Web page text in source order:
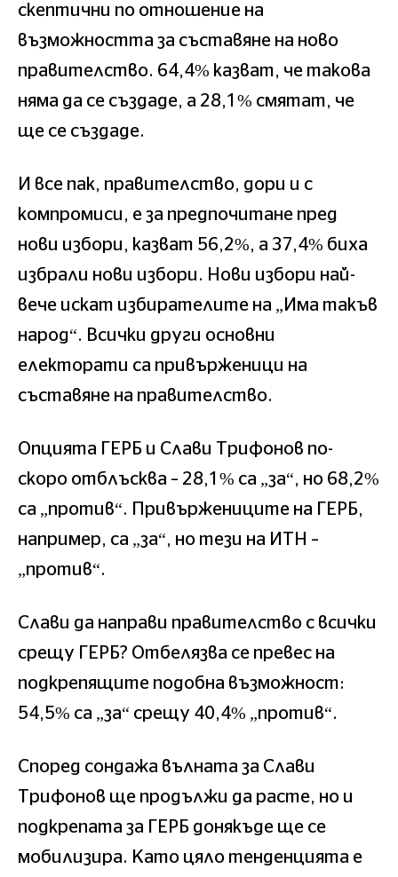
скептични по отношение на
възможността за съставяне на ново
правителство. 64,4% казват, че такова
няма да се създаде, а 28,1% смятат, че
ще се създаде.
И все пак, правителство, дори и с
компромиси, е за предпочитане пред
нови избори, казват 56,2%, а 37,4% биха
избрали нови избори. Нови избори най-
вече искат избирателите на „Има такъв
народ“. Всички други основни
електорати са привърженици на
съставяне на правителство.
Опцията ГЕРБ и Слави Трифонов по-
скоро отблъсква – 28,1% са „за“, но 68,2%
са „против“. Привържениците на ГЕРБ,
например, са „за“, но тези на ИТН –
„против“.
Слави да направи правителство с всички
срещу ГЕРБ? Отбелязва се превес на
подкрепящите подобна възможност:
54,5% са „за“ срещу 40,4% „против“.
Според сондажа вълната за Слави
Трифонов ще продължи да расте, но и
подкрепата за ГЕРБ донякъде ще се
мобилизира. Като цяло тенденцията е